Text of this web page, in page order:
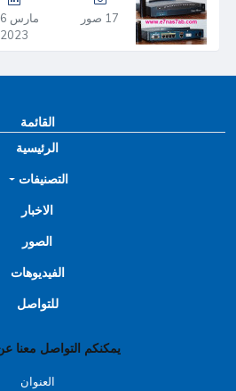
17 صور
2023
القائمة
الرئيسية
التصنيفات
الاخبار
الصور
الفيديوهات
للتواصل
يمكنكم التواصل معنا
العنوان